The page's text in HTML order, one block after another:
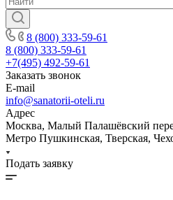
8 (800) 333-59-61
8 (800) 333-59-61
+7(495) 492-59-61
Заказать звонок
E-mail
info@sanatorii-oteli.ru
Адрес
Москва, Малый Палашёвский
Метро Пушкинская, Тверская,
Подать заявку